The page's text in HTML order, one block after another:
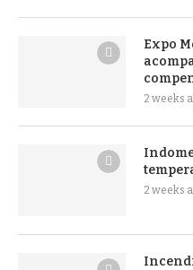
Expo
2 weeks
2 weeks